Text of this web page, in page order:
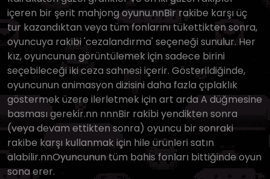
içeren bir şerit mahjong oyunu.nnBir rakibe karşı üç
tur kazandıktan veya tüm fonlarını tükettikten sonra,
oyuncuya rakibi 'cezalandırma' seçeneği sunulur. Her
kız, oyuncunun görüntülemek için sadece birini
seçebileceği iki ceza sahnesi içerir. Gösterildiğinde,
oyuncunun animasyon dizisini daha fazla çıplaklık
göstermek üzere ilerletmek için art arda A düğmesine
basması gerekir.nn nnnBir rakibi yendikten sonra
(veya devam ettikten sonra) oyuncu bir sonraki
rakibe karşı kullanmak için hile ürünleri satın
alabilir.nnOyuncunun tüm bahis fonları bittiğinde oyun
sona erer.